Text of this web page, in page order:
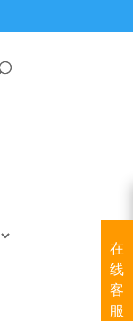
在
线
客
服